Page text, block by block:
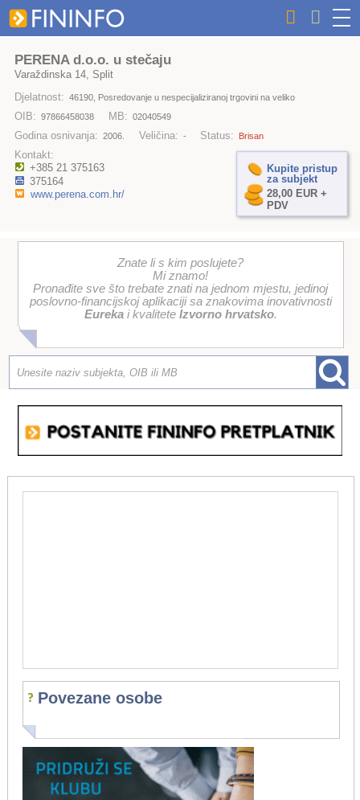
PERENA d.o.o. u stečaju
Varaždinska 14, Split
Djelatnost: 46190, Posredovanje u nespecijaliziranoj trgovini na veliko
OIB: 97866458038 MB: 02040549
Godina osnivanja: 2006. Veličina: - Status: Brisan
Kontakt:
+385 21 375163
375164
www.perena.com.hr/
Kupite pristup
za subjekt
28,00 EUR +
PDV
Znate li s kim poslujete?
Mi znamo!
Pronađite sve što trebate znati na jednom mjestu, jedinoj
poslovno-financijskoj aplikaciji sa znakovima inovativnosti
Eurekai kvalitete Izvorno hrvatsko.
Povezane osobe